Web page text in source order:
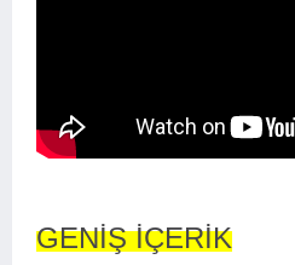
GENİŞ İÇERİK